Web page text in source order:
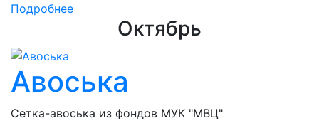
Подробнее
Октябрь
Авоська
Сетка-авоська из фондов МУК "МВЦ"